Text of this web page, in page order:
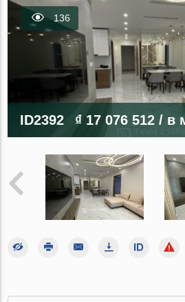
136
ID2392 ₫ 17 076 512/ в